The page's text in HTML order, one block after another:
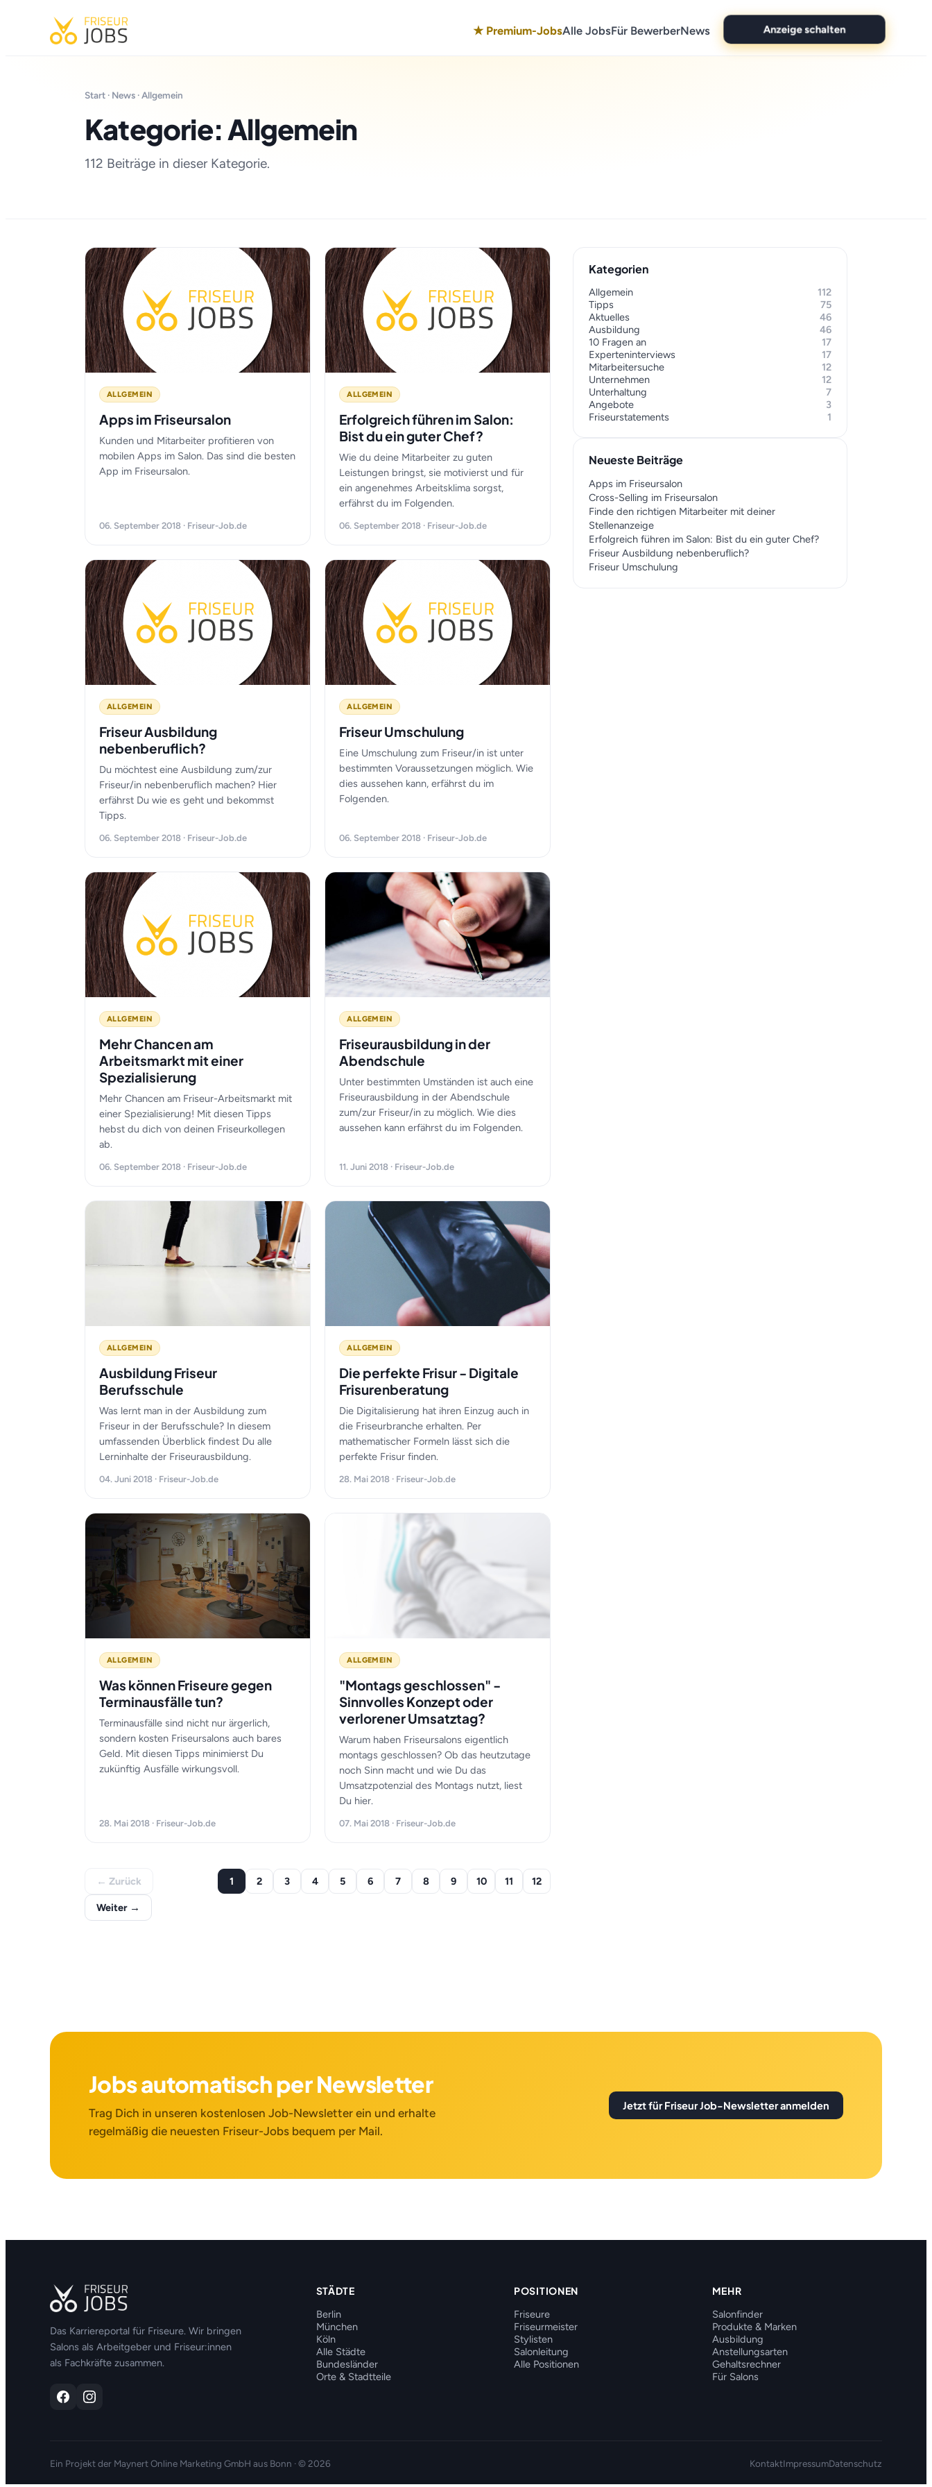
★ Premium-JobsAlle JobsFür BewerberNews Anzeige schalten
Start · News · Allgemein
Kategorie: Allgemein
112 Beiträge in dieser Kategorie.
ALLGEMEIN
Apps im Friseursalon
Kunden und Mitarbeiter profitieren von
mobilen Apps im Salon. Das sind die besten
App im Friseursalon.
06. September 2018 · Friseur-Job.de
ALLGEMEIN
Erfolgreich führen im Salon:
Bist du ein guter Chef?
Wie du deine Mitarbeiter zu guten
Leistungen bringst, sie motivierst und für
ein angenehmes Arbeitsklima sorgst,
erfährst du im Folgenden.
06. September 2018 · Friseur-Job.de
ALLGEMEIN
Friseur Ausbildung
nebenberuflich?
Du möchtest eine Ausbildung zum/zur
Friseur/in nebenberuflich machen? Hier
erfährst Du wie es geht und bekommst
Tipps.
06. September 2018 · Friseur-Job.de
ALLGEMEIN
Friseur Umschulung
Eine Umschulung zum Friseur/in ist unter
bestimmten Voraussetzungen möglich. Wie
dies aussehen kann, erfährst du im
Folgenden.
06. September 2018 · Friseur-Job.de
ALLGEMEIN
Mehr Chancen am
Arbeitsmarkt mit einer
Spezialisierung
Mehr Chancen am Friseur-Arbeitsmarkt mit
einer Spezialisierung! Mit diesen Tipps
hebst du dich von deinen Friseurkollegen
ab.
06. September 2018 · Friseur-Job.de
ALLGEMEIN
Friseurausbildung in der
Abendschule
Unter bestimmten Umständen ist auch eine
Friseurausbildung in der Abendschule
zum/zur Friseur/in zu möglich. Wie dies
aussehen kann erfährst du im Folgenden.
11. Juni 2018 · Friseur-Job.de
ALLGEMEIN
Ausbildung Friseur
Berufsschule
Was lernt man in der Ausbildung zum
Friseur in der Berufsschule? In diesem
umfassenden Überblick findest Du alle
Lerninhalte der Friseurausbildung.
04. Juni 2018 · Friseur-Job.de
ALLGEMEIN
Die perfekte Frisur - Digitale
Frisurenberatung
Die Digitalisierung hat ihren Einzug auch in
die Friseurbranche erhalten. Per
mathematischer Formeln lässt sich die
perfekte Frisur finden.
28. Mai 2018 · Friseur-Job.de
ALLGEMEIN
Was können Friseure gegen
Terminausfälle tun?
Terminausfälle sind nicht nur ärgerlich,
sondern kosten Friseursalons auch bares
Geld. Mit diesen Tipps minimierst Du
zukünftig Ausfälle wirkungsvoll.
28. Mai 2018 · Friseur-Job.de
ALLGEMEIN
"Montags geschlossen" -
Sinnvolles Konzept oder
verlorener Umsatztag?
Warum haben Friseursalons eigentlich
montags geschlossen? Ob das heutzutage
noch Sinn macht und wie Du das
Umsatzpotenzial des Montags nutzt, liest
Du hier.
07. Mai 2018 · Friseur-Job.de
← Zurück 1 2 3 4 5 6 7 8 9 10 11 12
Weiter →
Kategorien
Allgemein
112
Tipps
75
Aktuelles
46
Ausbildung
46
10 Fragen an
17
Experteninterviews
17
Mitarbeitersuche
12
Unternehmen
12
Unterhaltung
7
Angebote
3
Friseurstatements
1
Neueste Beiträge
Apps im Friseursalon
Cross-Selling im Friseursalon
Finde den richtigen Mitarbeiter mit deiner
Stellenanzeige
Erfolgreich führen im Salon: Bist du ein guter Chef?
Friseur Ausbildung nebenberuflich?
Friseur Umschulung
Jobs automatisch per Newsletter
Trag Dich in unseren kostenlosen Job-Newsletter ein und erhalte
regelmäßig die neuesten Friseur-Jobs bequem per Mail.
Jetzt für Friseur Job-Newsletter anmelden
Das Karriereportal für Friseure. Wir bringen
Salons als Arbeitgeber und Friseur:innen
als Fachkräfte zusammen.
STÄDTE
Berlin
München
Köln
Alle Städte
Bundesländer
Orte & Stadtteile
POSITIONEN
Friseure
Friseurmeister
Stylisten
Salonleitung
Alle Positionen
MEHR
Salonfinder
Produkte & Marken
Ausbildung
Anstellungsarten
Gehaltsrechner
Für Salons
Ein Projekt der Maynert Online Marketing GmbH aus Bonn · © 2026 KontaktImpressumDatenschutz